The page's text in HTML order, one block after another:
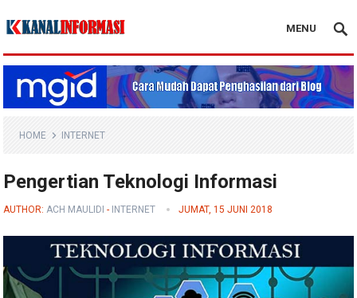
Blog Kanal Info
MENU
HOME INTERNET
Pengertian Teknologi Informasi
AUTHOR:ACH MAULIDI - INTERNET JUMAT, 15 JUNI 2018